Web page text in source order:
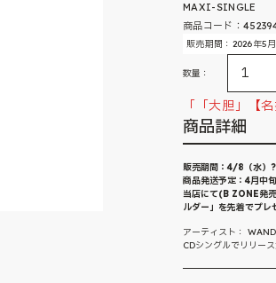
MAXI-SINGLE
商品コード：
販売期間：2026年5
数量：
「「大胆」【
商品詳細
販売期間：4/8（水）
商品発送予定：4月中
当店にて(B ZONE発
ルダー」を先着でプ
アーティスト：
CDシングルでリリー